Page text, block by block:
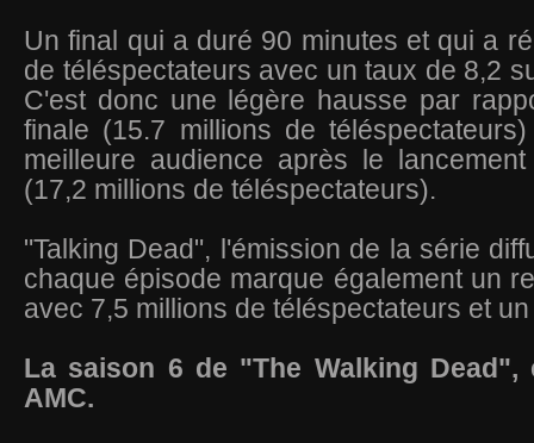
Un final qui a duré 90 minutes et qui a
de téléspectateurs avec un taux de 8,2
C'est donc une légère hausse par
finale (15.7 millions de
meilleure audience après le
(17,2 millions de téléspectateurs).
"Talking Dead", l'émission de la série
chaque épisode marque également un
avec 7,5 millions de téléspectateurs et
La saison 6 de "The Walking
AMC.